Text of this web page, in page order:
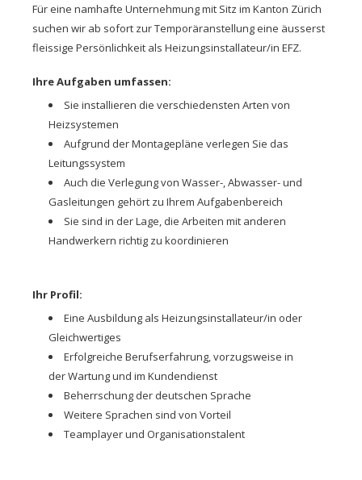
Für eine namhafte Unternehmung mit Sitz im Kanton Zürich
suchen wir ab sofort zur Temporäranstellung eine äusserst
fleissige Persönlichkeit als Heizungsinstallateur/in EFZ.
Ihre Aufgaben umfassen:
Sie installieren die verschiedensten Arten von
Heizsystemen
Aufgrund der Montagepläne verlegen Sie das
Leitungssystem
Auch die Verlegung von Wasser-, Abwasser- und
Gasleitungen gehört zu Ihrem Aufgabenbereich
Sie sind in der Lage, die Arbeiten mit anderen
Handwerkern richtig zu koordinieren
Ihr Profil:
Eine Ausbildung als Heizungsinstallateur/in oder
Gleichwertiges
Erfolgreiche Berufserfahrung, vorzugsweise in
der Wartung und im Kundendienst
Beherrschung der deutschen Sprache
Weitere Sprachen sind von Vorteil
Teamplayer und Organisationstalent